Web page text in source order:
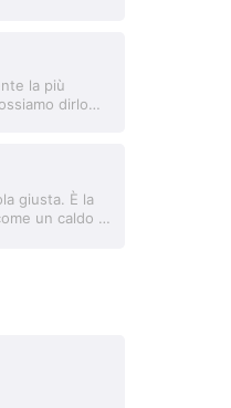
la più
dirlo
giusta. È la
un caldo e